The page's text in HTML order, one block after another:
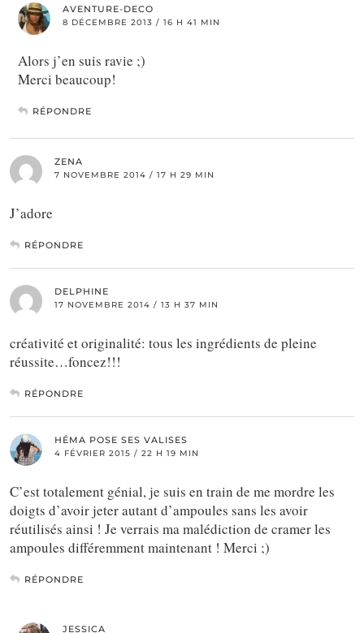
AVENTURE-DECO
8 DÉCEMBRE 2013 / 16 H 41 MIN
Alors j’en suis ravie ;)
Merci beaucoup!
RÉPONDRE
ZENA
7 NOVEMBRE 2014 / 17 H 29 MIN
J’adore
RÉPONDRE
DELPHINE
17 NOVEMBRE 2014 / 13 H 37 MIN
créativité et originalité: tous les ingrédients de pleine
réussite…foncez!!!
RÉPONDRE
HÉMA POSE SES VALISES
4 FÉVRIER 2015 / 22 H 19 MIN
C’est totalement génial, je suis en train de me mordre les
doigts d’avoir jeter autant d’ampoules sans les avoir
réutilisés ainsi ! Je verrais ma malédiction de cramer les
ampoules différemment maintenant ! Merci ;)
RÉPONDRE
JESSICA